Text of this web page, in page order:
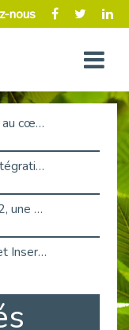
nous
[Retour sur événement] L'inclusion au cœur de la Place de l'Emploi à La Défense !
Travailler autrement : Le défi de l'intégration des maladies chroniques en entreprise
Primark recrute avec Cap Emploi 92, une matinée couronnée de succès !
Job Dating de Colombes – Emploi et Insertion
Aborder l'entretien et la situation de handicap en toute confiance